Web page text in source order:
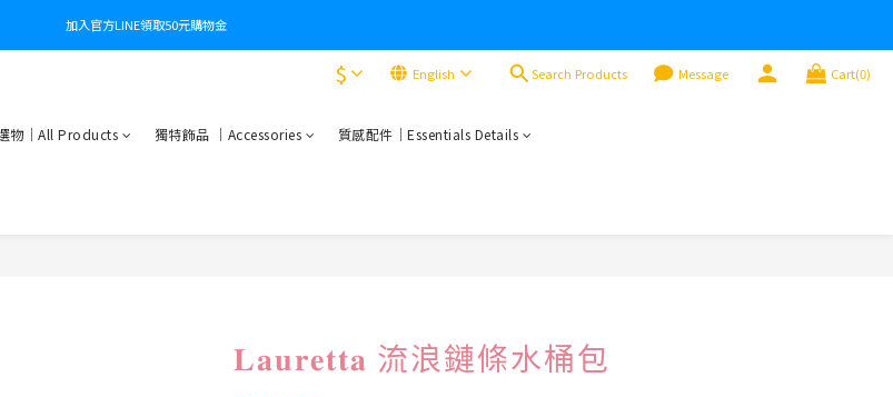
加入官方LINE領取50元購物金
$ English Search Products Message Cart(0)
物｜All Products 獨特飾品 ｜Accessories 質感配件｜Essentials Details
𝐋𝐚𝐮𝐫𝐞𝐭𝐭𝐚 流浪鏈條水桶包